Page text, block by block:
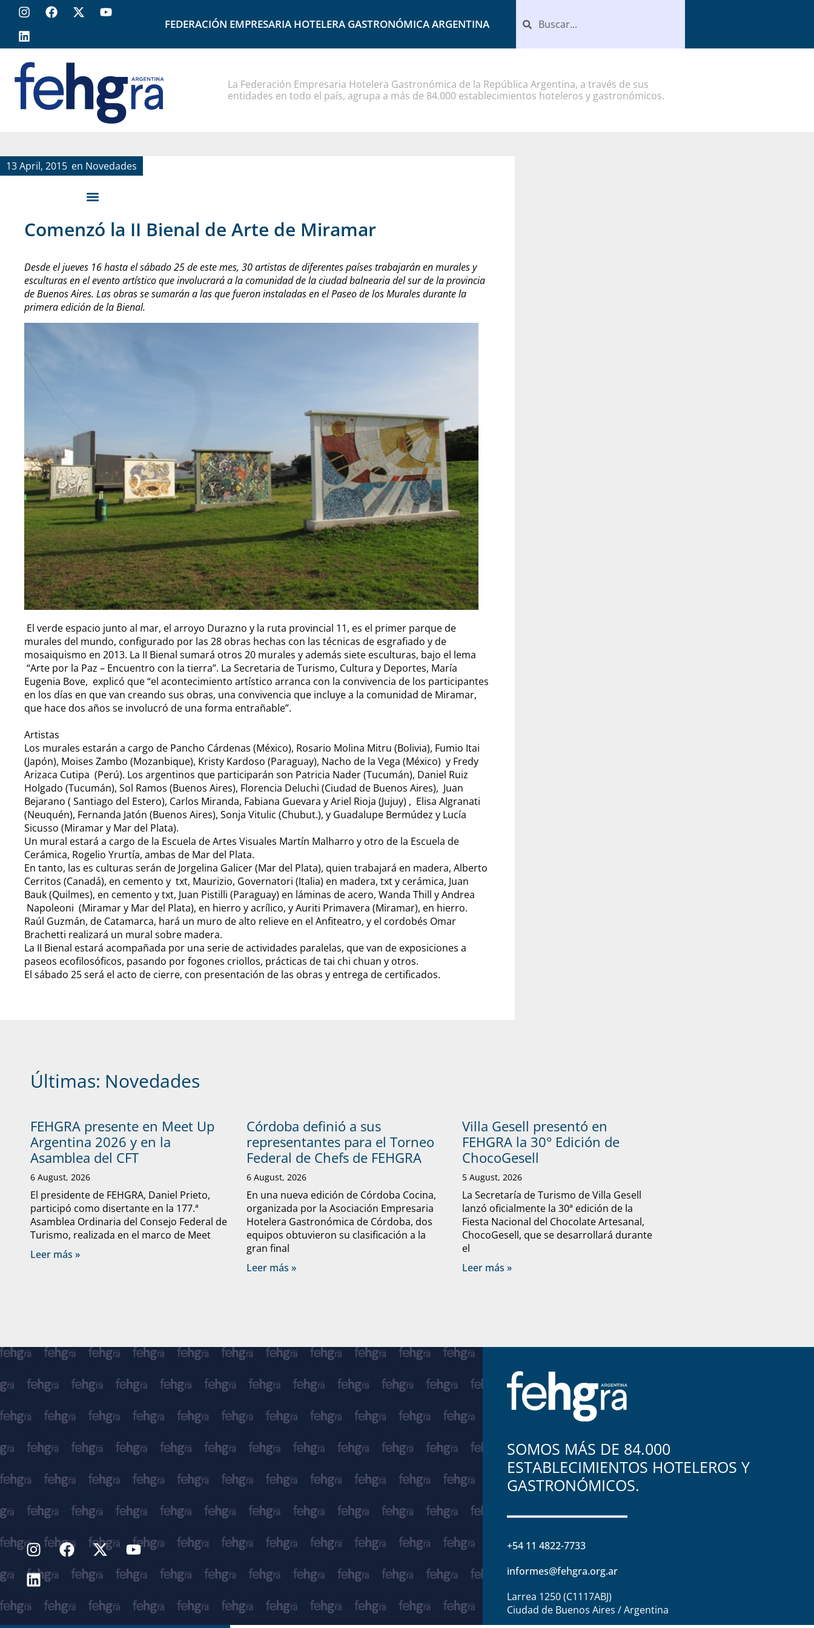
FEDERACIÓN EMPRESARIA HOTELERA GASTRONÓMICA ARGENTINA
La Federación Empresaria Hotelera Gastronómica de la República Argentina, a través de sus
entidades en todo el país, agrupa a más de 84.000 establecimientos hoteleros y gastronómicos.
13 April, 2015 en Novedades
Comenzó la II Bienal de Arte de Miramar
Desde el jueves 16 hasta el sábado 25 de este mes, 30 artistas de diferentes países trabajarán en murales y
esculturas en el evento artístico que involucrará a la comunidad de la ciudad balnearia del sur de la provincia
de Buenos Aires. Las obras se sumarán a las que fueron instaladas en el Paseo de los Murales durante la
primera edición de la Bienal.
El verde espacio junto al mar, el arroyo Durazno y la ruta provincial 11, es el primer parque de
murales del mundo, configurado por las 28 obras hechas con las técnicas de esgrafiado y de
mosaiquismo en 2013. La II Bienal sumará otros 20 murales y además siete esculturas, bajo el lema
“Arte por la Paz – Encuentro con la tierra”. La Secretaria de Turismo, Cultura y Deportes, María
Eugenia Bove, explicó que “el acontecimiento artístico arranca con la convivencia de los participantes
en los días en que van creando sus obras, una convivencia que incluye a la comunidad de Miramar,
que hace dos años se involucró de una forma entrañable”.
Artistas
Los murales estarán a cargo de Pancho Cárdenas (México), Rosario Molina Mitru (Bolivia), Fumio Itai
(Japón), Moises Zambo (Mozanbique), Kristy Kardoso (Paraguay), Nacho de la Vega (México) y Fredy
Arizaca Cutipa (Perú). Los argentinos que participarán son Patricia Nader (Tucumán), Daniel Ruiz
Holgado (Tucumán), Sol Ramos (Buenos Aires), Florencia Deluchi (Ciudad de Buenos Aires), Juan
Bejarano ( Santiago del Estero), Carlos Miranda, Fabiana Guevara y Ariel Rioja (Jujuy) , Elisa Algranati
(Neuquén), Fernanda Jatón (Buenos Aires), Sonja Vitulic (Chubut.), y Guadalupe Bermúdez y Lucía
Sicusso (Miramar y Mar del Plata).
Un mural estará a cargo de la Escuela de Artes Visuales Martín Malharro y otro de la Escuela de
Cerámica, Rogelio Yrurtía, ambas de Mar del Plata.
En tanto, las es culturas serán de Jorgelina Galicer (Mar del Plata), quien trabajará en madera, Alberto
Cerritos (Canadá), en cemento y txt, Maurizio, Governatori (Italia) en madera, txt y cerámica, Juan
Bauk (Quilmes), en cemento y txt, Juan Pistilli (Paraguay) en láminas de acero, Wanda Thill y Andrea
Napoleoni (Miramar y Mar del Plata), en hierro y acrílico, y Auriti Primavera (Miramar), en hierro.
Raúl Guzmán, de Catamarca, hará un muro de alto relieve en el Anfiteatro, y el cordobés Omar
Brachetti realizará un mural sobre madera.
La II Bienal estará acompañada por una serie de actividades paralelas, que van de exposiciones a
paseos ecofilosóficos, pasando por fogones criollos, prácticas de tai chi chuan y otros.
El sábado 25 será el acto de cierre, con presentación de las obras y entrega de certificados.
Últimas: Novedades
FEHGRA presente en Meet Up
Argentina 2026 y en la
Asamblea del CFT
6 August, 2026
El presidente de FEHGRA, Daniel Prieto,
participó como disertante en la 177.ª
Asamblea Ordinaria del Consejo Federal de
Turismo, realizada en el marco de Meet
Leer más »
Córdoba definió a sus
representantes para el Torneo
Federal de Chefs de FEHGRA
6 August, 2026
En una nueva edición de Córdoba Cocina,
organizada por la Asociación Empresaria
Hotelera Gastronómica de Córdoba, dos
equipos obtuvieron su clasificación a la
gran final
Leer más »
Villa Gesell presentó en
FEHGRA la 30° Edición de
ChocoGesell
5 August, 2026
La Secretaría de Turismo de Villa Gesell
lanzó oficialmente la 30ª edición de la
Fiesta Nacional del Chocolate Artesanal,
ChocoGesell, que se desarrollará durante
el
Leer más »
SOMOS MÁS DE 84.000
ESTABLECIMIENTOS HOTELEROS Y
GASTRONÓMICOS.
+54 11 4822-7733
informes@fehgra.org.ar
Larrea 1250 (C1117ABJ)
Ciudad de Buenos Aires / Argentina